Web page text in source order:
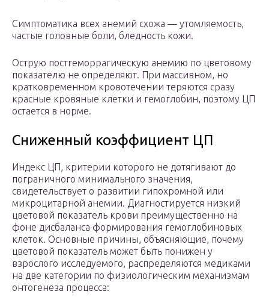
Симптоматика всех анемий схожа — утомляемость,
частые головные боли, бледность кожи.
Острую постгеморрагическую анемию по цветовому
показателю не определяют. При массивном, но
кратковременном кровотечении теряются сразу
красные кровяные клетки и гемоглобин, поэтому ЦП
остается в норме.
Сниженный коэффициент ЦП
Индекс ЦП, критерии которого не дотягивают до
пограничного минимального значения,
свидетельствует о развитии гипохромной или
микроцитарной анемии. Диагностируется низкий
цветовой показатель крови преимущественно на
фоне дисбаланса формирования гемоглобиновых
клеток. Основные причины, объясняющие, почему
цветовой показатель может быть понижен у
взрослого исследуемого, распределяются медиками
на две категории по физиологическим механизмам
онтогенеза процесса: